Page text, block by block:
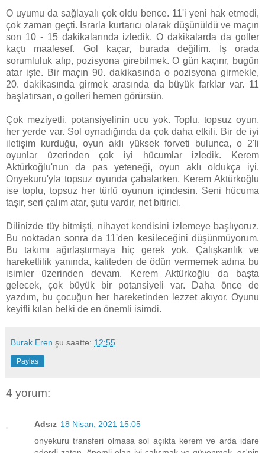
O uyumu da sağlayalı çok oldu bence. 11'i yeni hak etmedi,
çok zaman geçti. Israrla kurtarıcı olarak düşünüldü ve maçın
son 10 - 15 dakikalarında izledik. O dakikalarda da goller
kaçtı maalesef. Gol kaçar, burada değilim. İş orada
sorumluluk alıp, pozisyona girebilmek. O gün kaçırır, bugün
atar işte. Bir maçın 90. dakikasında o pozisyona girmekle,
20. dakikasında girmek arasında da büyük farklar var. 11
başlatırsan, o golleri hemen görürsün.
Çok meziyetli, potansiyelinin ucu yok. Toplu, topsuz oyun,
her yerde var. Sol oynadığında da çok daha etkili. Bir de iyi
iletişim kurduğu, oyun aklı yüksek forveti bulunca, o 2'li
oyunlar üzerinden çok iyi hücumlar izledik. Kerem
Aktürkoğlu'nun da pas yeteneği, oyun aklı oldukça iyi.
Onyekuru'yla topsuz oyunda çabalarken, Kerem Aktürkoğlu
ise toplu, topsuz her türlü oyunun içindesin. Seni hücuma
taşır, seri çalım atar, şutu vardır, net bitirici.
Dilinizde tüy bitmişti, nihayet kendisini izlemeye başlıyoruz.
Bu noktadan sonra da 11'den kesileceğini düşünmüyorum.
Bu takımı ağırlaştırmaya hiç gerek yok. Çalışkanlık ve
hareketlilik yanında, kaliteden de ödün vermemek adına bu
isimler üzerinden devam. Kerem Aktürkoğlu da başta
gelecek, çok büyük bir potansiyeli var. Daha önce de
yazdım, bu çocuğun her hareketinden lezzet akıyor. Oyunu
keyifli kılan belki de en önemli isimdi.
Burak Eren şu saatte: 12:55
Paylaş
4 yorum:
Adsız 18 Nisan, 2021 15:05
onyekuru transferi olmasa sol açıkta kerem ve arda idare